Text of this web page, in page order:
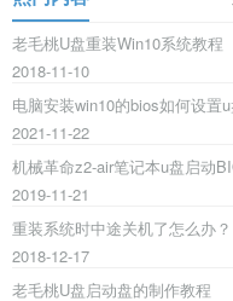
老毛桃U盘重装Win10系统教程
2018-11-10
电脑安装win10的bios如何设置
2021-11-22
机械革命z2-air笔记本u盘启动
2019-11-21
重装系统时中途关机了怎么办？
2018-12-17
老毛桃U盘启动盘的制作教程